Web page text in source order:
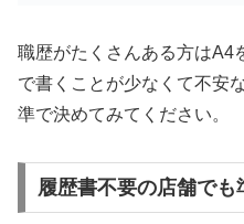
職歴がたくさんある方はA4
で書くことが少なくて不安
準で決めてみてください。
履歴書不要の店舗でも